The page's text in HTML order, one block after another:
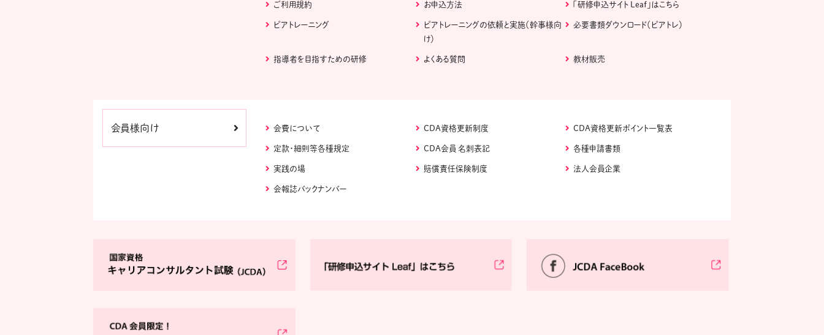
ご利用規約 お申込方法 「研修申込サイト Leaf」はこちら
ピアトレーニング
ピアトレーニングの依頼と実施（幹事様向
け）
必要書類ダウンロード（ピアトレ）
指導者を目指すための研修 よくある質問 教材販売
会員様向け 会費について CDA資格更新制度 CDA資格更新ポイント一覧表
定款・細則等各種規定 CDA会員 名刺表記 各種申請書類
実践の場 賠償責任保険制度 法人会員企業
会報誌バックナンバー